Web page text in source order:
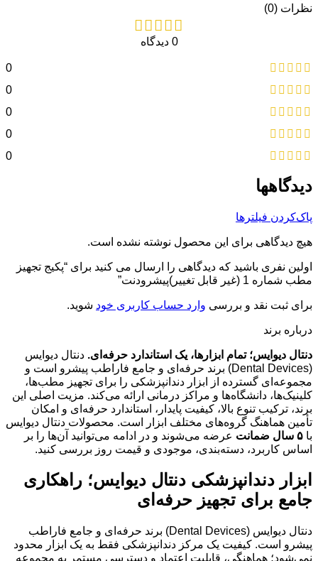
نظرات (0)
0 دیدگاه
0
0
0
0
0
دیدگاهها
پاک‌کردن فیلترها
هیچ دیدگاهی برای این محصول نوشته نشده است.
اولین نفری باشید که دیدگاهی را ارسال می کنید برای “پکیج تجهیز
مطب شماره 1 (غیر قابل تغییر)پیشرودنت”
برای ثبت نقد و بررسی وارد حساب کاربری خود شوید.
درباره برند
دنتال دیوایس؛ تمام ابزارها، یک استاندارد حرفه‌ای. دنتال دیوایس
(Dental Devices) برند حرفه‌ای و جامع فاراطب پیشرو است و
مجموعه‌ای گسترده از ابزار دندانپزشکی را برای تجهیز مطب‌ها،
کلینیک‌ها، دانشگاه‌ها و مراکز درمانی ارائه می‌کند. مزیت اصلی این
برند، ترکیب تنوع بالا، کیفیت پایدار، استاندارد حرفه‌ای و امکان
تأمین هماهنگ گروه‌های مختلف ابزار است. محصولات دنتال دیوایس
با ۵ سال ضمانت
عرضه می‌شوند و در ادامه می‌توانید آن‌ها را بر
اساس کاربرد، دسته‌بندی، موجودی و قیمت روز بررسی کنید.
ابزار دندانپزشکی دنتال دیوایس؛ راهکاری
جامع برای تجهیز حرفه‌ای
دنتال دیوایس (Dental Devices) برند حرفه‌ای و جامع فاراطب
پیشرو است. کیفیت یک مرکز دندانپزشکی فقط به یک ابزار محدود
نمی‌شود؛ هماهنگی، قابلیت اعتماد و دسترسی مستمر به مجموعه